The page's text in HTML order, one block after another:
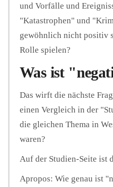
und Vorfälle und
"Katastrophen" und
gewöhnlich nicht positiv
Rolle spielen?
Was ist
Das wirft die nächste
einen Vergleich in der
die gleichen Thema in
waren?
Auf der Studien-Seite ist
Apropos: Wie genau ist